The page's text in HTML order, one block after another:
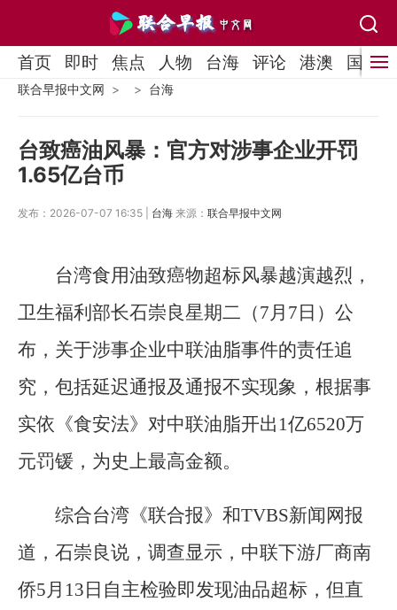
首页 即时 焦点 人物 台海 评论 港澳 国际
联合早报中文网 台海
台致癌油风暴：官方对涉事企业开罚
1.65亿台币
发布：2026-07-07 16:35 | 台海 来源： 联合早报中文网
台湾食用油致癌物超标风暴越演越烈，
卫生福利部长石崇良星期二（7月7日）公
布，关于涉事企业中联油脂事件的责任追
究，包括延迟通报及通报不实现象，根据事
实依《食安法》对中联油脂开出1亿6520万
元罚锾，为史上最高金额。
综合台湾《联合报》和TVBS新闻网报
道，石崇良说，调查显示，中联下游厂商南
侨5月13日自主检验即发现油品超标，但直